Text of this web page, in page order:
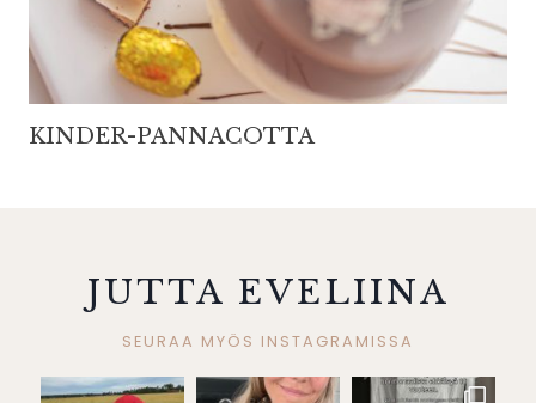
KINDER-PANNACOTTA
JUTTA EVELIINA
SEURAA MYÖS INSTAGRAMISSA